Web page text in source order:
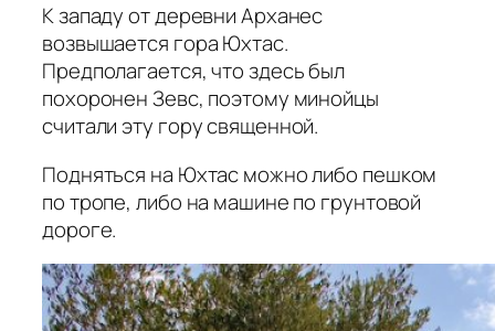
К западу от деревни Арханес
возвышается гора Юхтас.
Предполагается, что здесь был
похоронен Зевс, поэтому минойцы
считали эту гору священной.
Подняться на Юхтас можно либо пешком
по тропе, либо на машине по грунтовой
дороге.